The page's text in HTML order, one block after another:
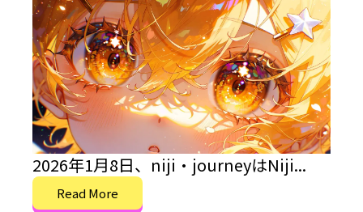
2026年1月8日、niji・journeyはNiji...
Read More